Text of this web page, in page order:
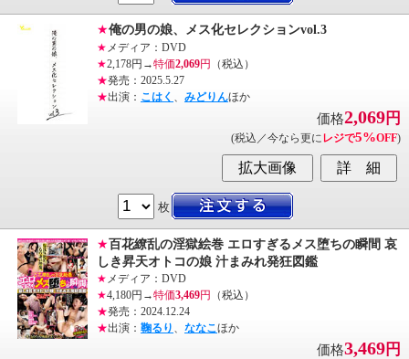
★俺の男の娘、メス化セレクションvol.3
★ メディア：DVD
★2,178円→特価2,069円
（税込）
★発売：2025.5.27
★出演： こはく 、 みどりんほか
価格2,069円
(税込／今なら更に レジで5%OFF)
枚
★百花繚乱の淫獄絵巻 エロすぎるメス堕ちの瞬間 哀
しき昇天オトコの娘 汁まみれ発狂図鑑
★ メディア：DVD
★4,180円→特価3,469円
（税込）
★発売：2024.12.24
★出演： 鞠るり 、 ななこほか
価格3,469円